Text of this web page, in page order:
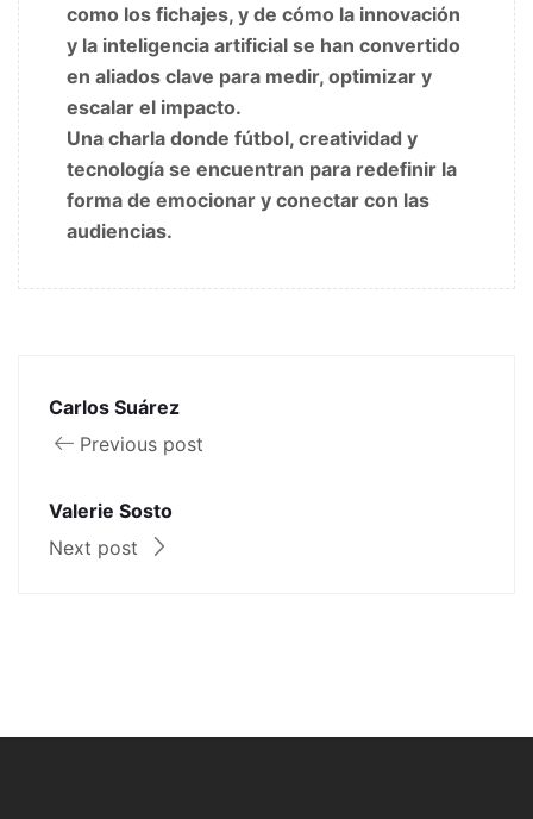
como los fichajes, y de cómo la innovación
y la inteligencia artificial se han convertido
en aliados clave para medir, optimizar y
escalar el impacto.
Una charla donde fútbol, creatividad y
tecnología se encuentran para redefinir la
forma de emocionar y conectar con las
audiencias.
Carlos Suárez
Previous post
Valerie Sosto
Next post